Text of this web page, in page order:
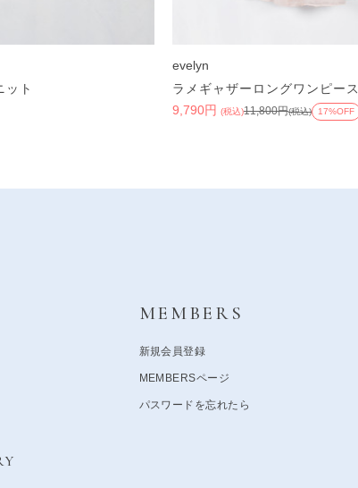
ット
evelyn
ラメギャザーロングワンピース
9,790円 (税込)11,800円(税込) 17%OFF
MEMBERS
新規会員登録
MEMBERSページ
パスワードを忘れたら